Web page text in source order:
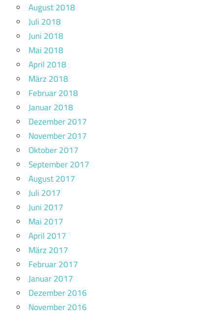
August 2018
Juli 2018
Juni 2018
Mai 2018
April 2018
März 2018
Februar 2018
Januar 2018
Dezember 2017
November 2017
Oktober 2017
September 2017
August 2017
Juli 2017
Juni 2017
Mai 2017
April 2017
März 2017
Februar 2017
Januar 2017
Dezember 2016
November 2016